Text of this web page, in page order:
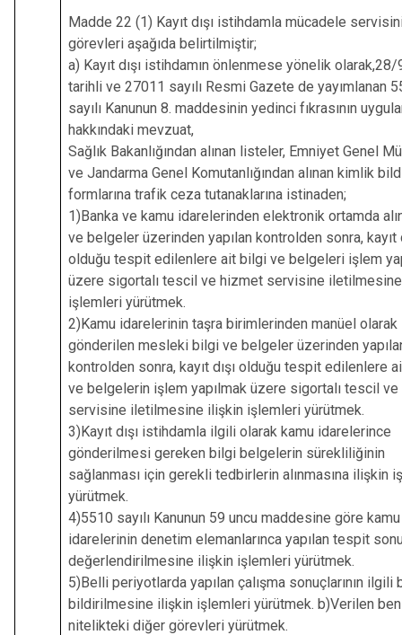
Madde 22 (1) Kayıt dışı istihdamla mücadele
görevleri aşağıda belirtilmiştir;
a) Kayıt dışı istihdamın önlenmese yönelik
tarihli ve 27011 sayılı Resmi Gazete de yayımlanan
sayılı Kanunun 8. maddesinin yedinci fıkrasının
hakkındaki mevzuat,
Sağlık Bakanlığından alınan listeler, Emniyet Genel
ve Jandarma Genel Komutanlığından alınan kimlik
formlarına trafik ceza tutanaklarına istinaden;
1)Banka ve kamu idarelerinden elektronik ortamda
ve belgeler üzerinden yapılan kontrolden sonra, kayıt
olduğu tespit edilenlere ait bilgi ve belgeleri işlem
üzere sigortalı tescil ve hizmet servisine
işlemleri yürütmek.
2)Kamu idarelerinin taşra birimlerinden manüel olarak
gönderilen mesleki bilgi ve belgeler üzerinden
kontrolden sonra, kayıt dışı olduğu tespit edilenlere
ve belgelerin işlem yapılmak üzere sigortalı tescil
servisine iletilmesine ilişkin işlemleri yürütmek.
3)Kayıt dışı istihdamla ilgili olarak kamu idarelerince
gönderilmesi gereken bilgi belgelerin sürekliliğinin
sağlanması için gerekli tedbirlerin alınmasına ilişkin
yürütmek.
4)5510 sayılı Kanunun 59 uncu maddesine göre kamu
idarelerinin denetim elemanlarınca yapılan tespit
değerlendirilmesine ilişkin işlemleri yürütmek.
5)Belli periyotlarda yapılan çalışma sonuçlarının ilgili
bildirilmesine ilişkin işlemleri yürütmek. b)Verilen
nitelikteki diğer görevleri yürütmek.